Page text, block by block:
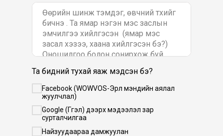
Та бидний тухай яаж мэдсэн бэ?
Facebook (WOWVOS-Эрүүл мэндийн аялал
жуулчлал)
Google (Гүүгэл) дээрх мэдээлэл зар
сурталчилгаа
Найзуудаараа дамжуулан